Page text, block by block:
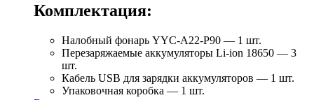
Комплектация:
Налобный фонарь YYC-A22-P90 — 1 шт.
Перезаряжаемые аккумуляторы Li-ion 18650 — 3
шт.
Кабель USB для зарядки аккумуляторов — 1 шт.
Упаковочная коробка — 1 шт.